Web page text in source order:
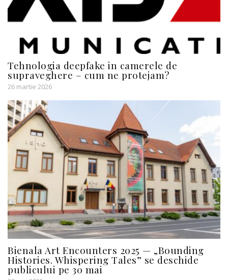
Tehnologia deepfake in camerele de
supraveghere – cum ne protejam?
26 martie 2026
Bienala Art Encounters 2025 — „Bounding
Histories. Whispering Tales” se deschide
publicului pe 30 mai